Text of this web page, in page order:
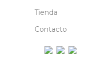
Tienda
Contacto